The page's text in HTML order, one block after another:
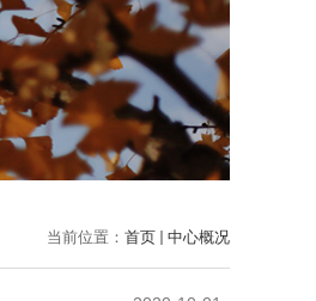
当前位置： 首页 中心概况